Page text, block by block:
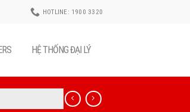
HOTLINE: 1900 3320
HỆ THỐNG ĐẠI LÝ